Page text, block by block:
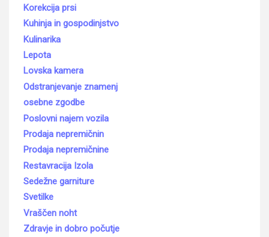
Korekcija prsi
Kuhinja in gospodinjstvo
Kulinarika
Lepota
Lovska kamera
Odstranjevanje znamenj
osebne zgodbe
Poslovni najem vozila
Prodaja nepremičnin
Prodaja nepremičnine
Restavracija Izola
Sedežne garniture
Svetilke
Vraščen noht
Zdravje in dobro počutje